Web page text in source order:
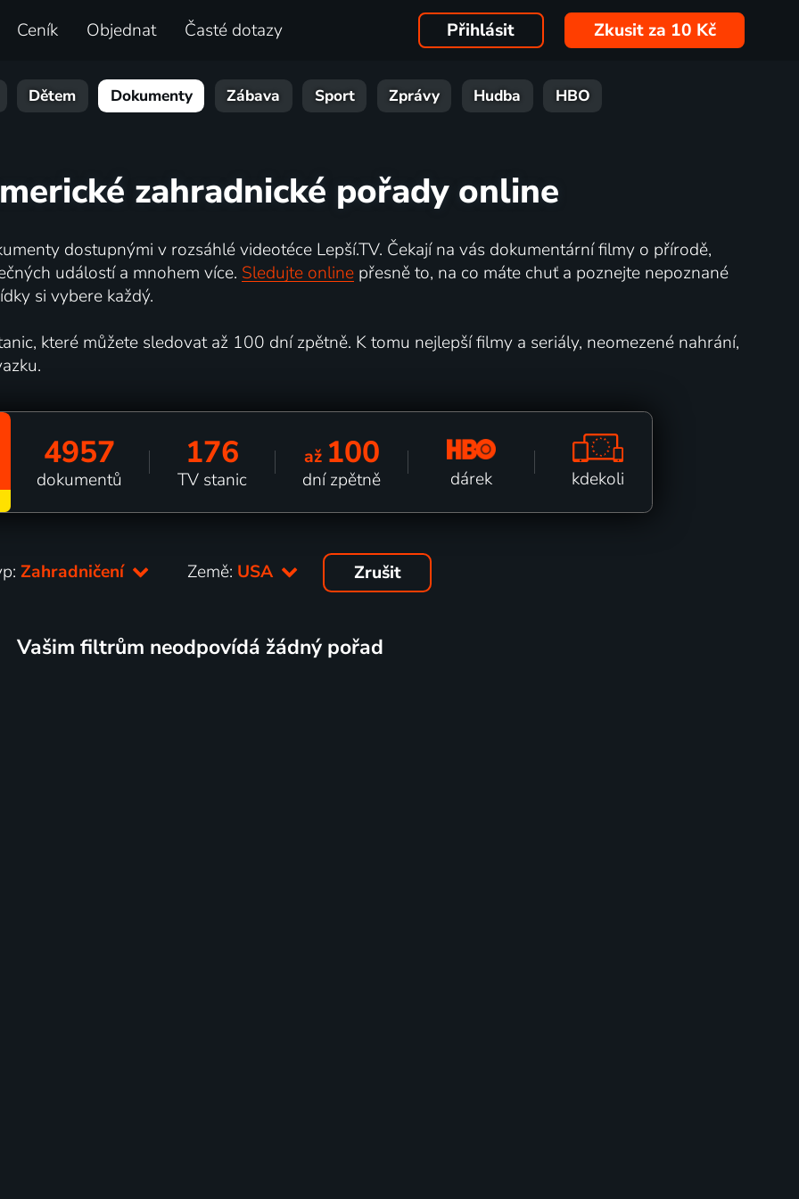
Ceník Objednat Časté dotazy Přihlásit Zkusit za 10 Kč
Dětem Dokumenty Zábava Sport Zprávy Hudba HBO
zahradnické pořady online
dostupnými v rozsáhlé videotéce Lepší.TV. Čekají na vás dokumentární filmy o přírodě,
událostí a mnohem více. Sledujte onlinepřesně to, na co máte chuť a poznejte nepoznané
si vybere každý.
které můžete sledovat až 100 dní zpětně. K tomu nejlepší filmy a seriály, neomezené nahrání,
4957
dokumentů
176
TV stanic
až 100
dní zpětně dárek kdekoli
Zahradničení Země: USA Zrušit
Vašim filtrům neodpovídá žádný pořad